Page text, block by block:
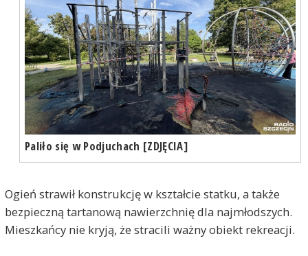
Paliło się w Podjuchach [ZDJĘCIA]
Ogień strawił konstrukcję w kształcie statku, a także
bezpieczną tartanową nawierzchnię dla najmłodszych.
Mieszkańcy nie kryją, że stracili ważny obiekt rekreacji.